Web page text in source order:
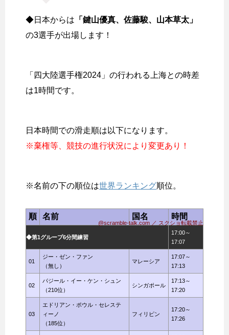
◆日本からは 「鍵山優真、佐藤駿、山本草太」
の3選手が出場します！
「四大陸選手権2024」の行われる上海との時差
は1時間です。
日本時間での滑走順は以下になります。
※棄権等、競技の進行状況により変更あり！
※名前の下の順位は世界ランキング順位。
@scramble-talk.com ／ スクショ転載禁止
順 名前 国名 時間
◆第1グループ6分間練習
17:00～
17:07
01
ジー・ゼン・ファン
（無し）
マレーシア
17:07～
17:13
02
パジール・イー・ケン・シュン
（210位）
シンガポール
17:13～
17:20
03
エドリアン・ポウル・セレステ
ィーノ
（185位）
フィリピン
17:20～
17:26